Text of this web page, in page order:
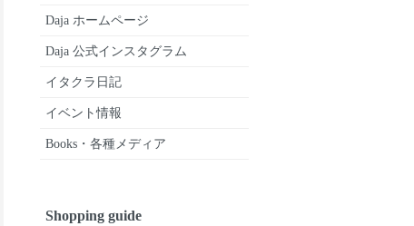
Daja ホームページ
Daja 公式インスタグラム
イタクラ日記
イベント情報
Books・各種メディア
Shopping guide